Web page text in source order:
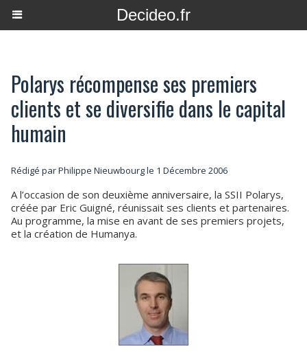
Decideo.fr
Polarys récompense ses premiers
clients et se diversifie dans le capital
humain
Rédigé parPhilippe Nieuwbourgle 1 Décembre 2006
A l’occasion de son deuxième anniversaire, la SSII Polarys,
créée par Eric Guigné, réunissait ses clients et partenaires.
Au programme, la mise en avant de ses premiers projets,
et la création de Humanya.